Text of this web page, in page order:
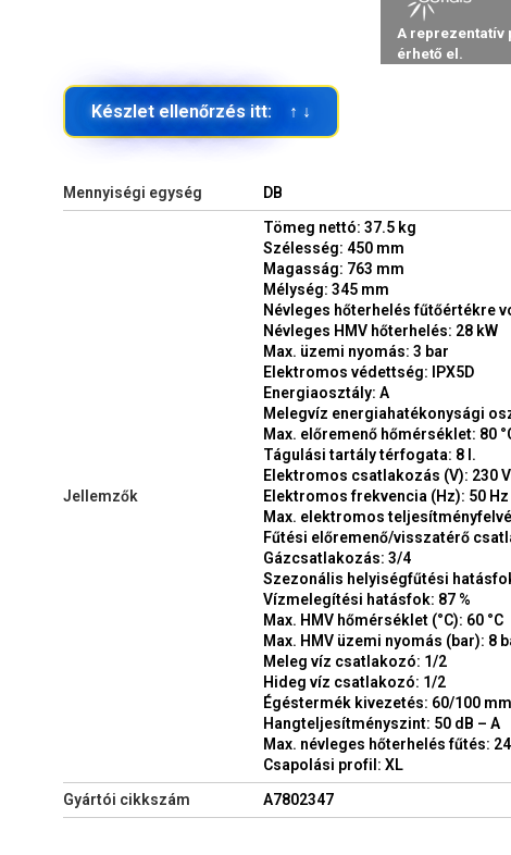
Készlet ellenőrzés itt: ↑ ↓
Mennyiségi egység DB
Jellemzők
Tömeg nettó: 37.5 kg
Szélesség: 450 mm
Magasság: 763 mm
Mélység: 345 mm
Névleges hőterhelés fűtőértékre
Névleges HMV hőterhelés: 28 kW
Max. üzemi nyomás: 3 bar
Elektromos védettség: IPX5D
Energiaosztály: A
Melegvíz energiahatékonysági
Max. előremenő hőmérséklet: 80
Tágulási tartály térfogata: 8 l.
Elektromos csatlakozás (V): 230 V
Elektromos frekvencia (Hz): 50 Hz
Max. elektromos
Fűtési előremenő/visszatérő
Gázcsatlakozás: 3/4
Szezonális helyiségfűtési
Vízmelegítési hatásfok: 87 %
Max. HMV hőmérséklet (°C): 60 °C
Max. HMV üzemi nyomás (bar): 8
Meleg víz csatlakozó: 1/2
Hideg víz csatlakozó: 1/2
Égéstermék kivezetés: 60/100 mm
Hangteljesítményszint: 50 dB – A
Max. névleges hőterhelés fűtés:
Csapolási profil: XL
Gyártói cikkszám
A7802347